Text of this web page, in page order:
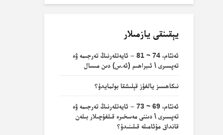
يېقىنقى يازمىلار
ئەنئام، 74 ~ 81 – ئايەتلەرنىڭ تەرجىمە ۋە
تەپسىرى \ ئىبراھىم (ئە.س) دىن مىسال
نىكاھسىز يالغۇز قېلىشقا بولمايدۇ؟
ئەنئام، 69 ~ 73 – ئايەتلەرنىڭ تەرجىمە ۋە
تەپسىرى \ دىننى مەسخىرە قىلغۇچىلار بىلەن
قانداق مۇئامىلە قىلىنىدۇ؟